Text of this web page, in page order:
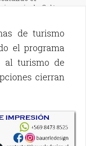
la Cultura y
de turismo
el programa
al turismo de
cierran